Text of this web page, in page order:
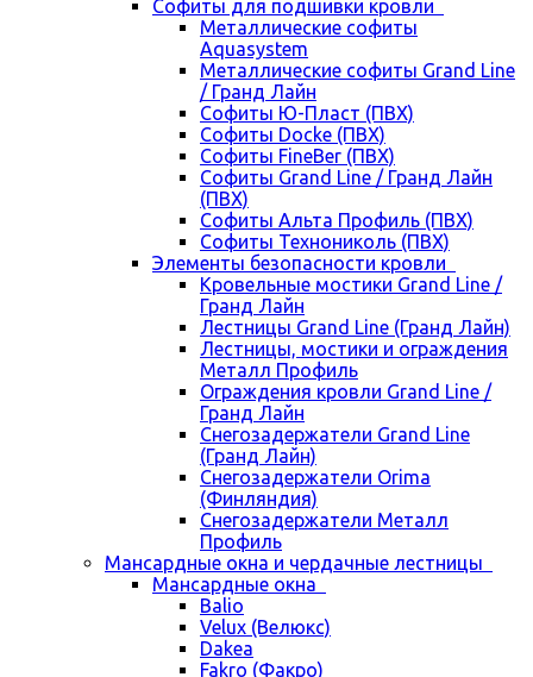
Cофиты для подшивки кровли
Металлические софиты
Aquasystem
Металлические софиты Grand Line
/ Гранд Лайн
Софиты Ю-Пласт (ПВХ)
Софиты Docke (ПВХ)
Софиты FineBer (ПВХ)
Софиты Grand Line / Гранд Лайн
(ПВХ)
Софиты Альта Профиль (ПВХ)
Софиты Технониколь (ПВХ)
Элементы безопасности кровли
Кровельные мостики Grand Line /
Гранд Лайн
Лестницы Grand Line (Гранд Лайн)
Лестницы, мостики и ограждения
Металл Профиль
Ограждения кровли Grand Line /
Гранд Лайн
Снегозадержатели Grand Line
(Гранд Лайн)
Снегозадержатели Orima
(Финляндия)
Снегозадержатели Металл
Профиль
Мансардные окна и чердачные лестницы
Мансардные окна
Balio
Velux (Велюкс)
Dakea
Fakro (Факро)